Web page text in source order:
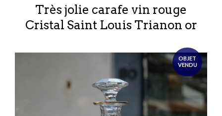
Très jolie carafe vin rouge
Cristal Saint Louis Trianon or
OBJET
VENDU